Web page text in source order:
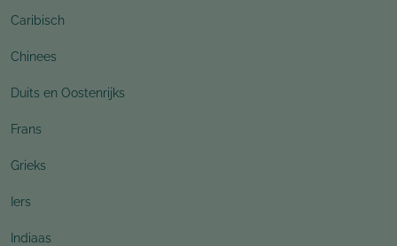
Caribisch
Chinees
Duits en Oostenrijks
Frans
Grieks
Iers
Indiaas